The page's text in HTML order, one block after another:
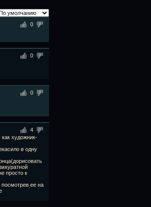
0
0
0
4
как художник-
в одну
просто к
ее на